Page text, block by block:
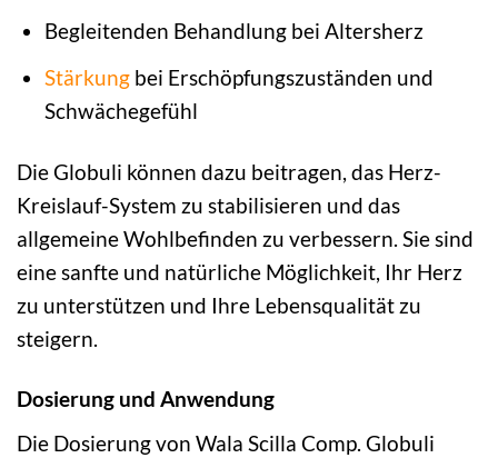
Begleitenden Behandlung bei Altersherz
Stärkungbei Erschöpfungszuständen und
Schwächegefühl
Die Globuli können dazu beitragen, das Herz-
Kreislauf-System zu stabilisieren und das
allgemeine Wohlbefinden zu verbessern. Sie sind
eine sanfte und natürliche Möglichkeit, Ihr Herz
zu unterstützen und Ihre Lebensqualität zu
steigern.
Dosierung und Anwendung
Die Dosierung von Wala Scilla Comp. Globuli